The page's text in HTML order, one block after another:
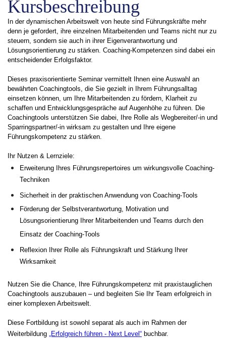
Kursbeschreibung
In der dynamischen Arbeitswelt von heute sind Führungskräfte mehr
denn je gefordert, ihre einzelnen Mitarbeitenden und Teams nicht nur zu
steuern, sondern sie auch in ihrer Eigenverantwortung und
Lösungsorientierung zu stärken. Coaching-Kompetenzen sind dabei ein
entscheidender Erfolgsfaktor.
Dieses praxisorientierte Seminar vermittelt Ihnen eine Auswahl an
bewährten Coachingtools, die Sie gezielt in Ihrem Führungsalltag
einsetzen können, um Ihre Mitarbeitenden zu fördern, Klarheit zu
schaffen und Entwicklungsgespräche auf Augenhöhe zu führen. Die
Coachingtools unterstützen Sie dabei, Ihre Rolle als Wegbereiter/-in und
Sparringspartner/-in wirksam zu gestalten und Ihre eigene
Führungskompetenz zu stärken.
Ihr Nutzen & Lernziele:
Erweiterung Ihres Führungsrepertoires um wirkungsvolle Coaching-
Techniken
Sicherheit in der praktischen Anwendung von Coaching-Tools
Förderung der Selbstverantwortung, Motivation und
Lösungsorientierung Ihrer Mitarbeitenden und Teams durch den
Einsatz der Coaching-Tools
Reflexion Ihrer Rolle als Führungskraft und Stärkung Ihrer
Wirksamkeit
Nutzen Sie die Chance, Ihre Führungskompetenz mit praxistauglichen
Coachingtools auszubauen – und begleiten Sie Ihr Team erfolgreich in
einer komplexen Arbeitswelt.
Diese Fortbildung ist sowohl separat als auch im Rahmen der
Weiterbildung „Erfolgreich führen - Next Level“ buchbar.